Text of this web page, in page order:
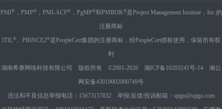
PMI ®，PMP®，PMI-ACP®，PgMP®和PMBOK®是Project Management Institute，Inc.的
注册商标
ITIL®、PRINCE2®是PeopleCert集团的注册商标，经PeopleCert授权使用，保留所有权
利
湖南希赛网络科技有限公司 版权所有 ©2001-2026 湘ICP备10203241号-14
湘公
网安备43019002000749号
违法和不良信息举报电话：15673157832 举报/反馈/投诉邮箱：ujigu@ujigu.com